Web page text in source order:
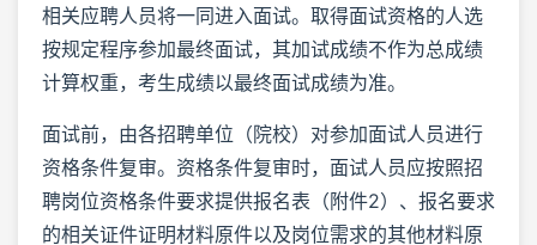
相关应聘人员将一同进入面试。取得面试资格的人选
按规定程序参加最终面试，其加试成绩不作为总成绩
计算权重，考生成绩以最终面试成绩为准。
面试前，由各招聘单位（院校）对参加面试人员进行
资格条件复审。资格条件复审时，面试人员应按照招
聘岗位资格条件要求提供报名表（附件2）、报名要求
的相关证件证明材料原件以及岗位需求的其他材料原